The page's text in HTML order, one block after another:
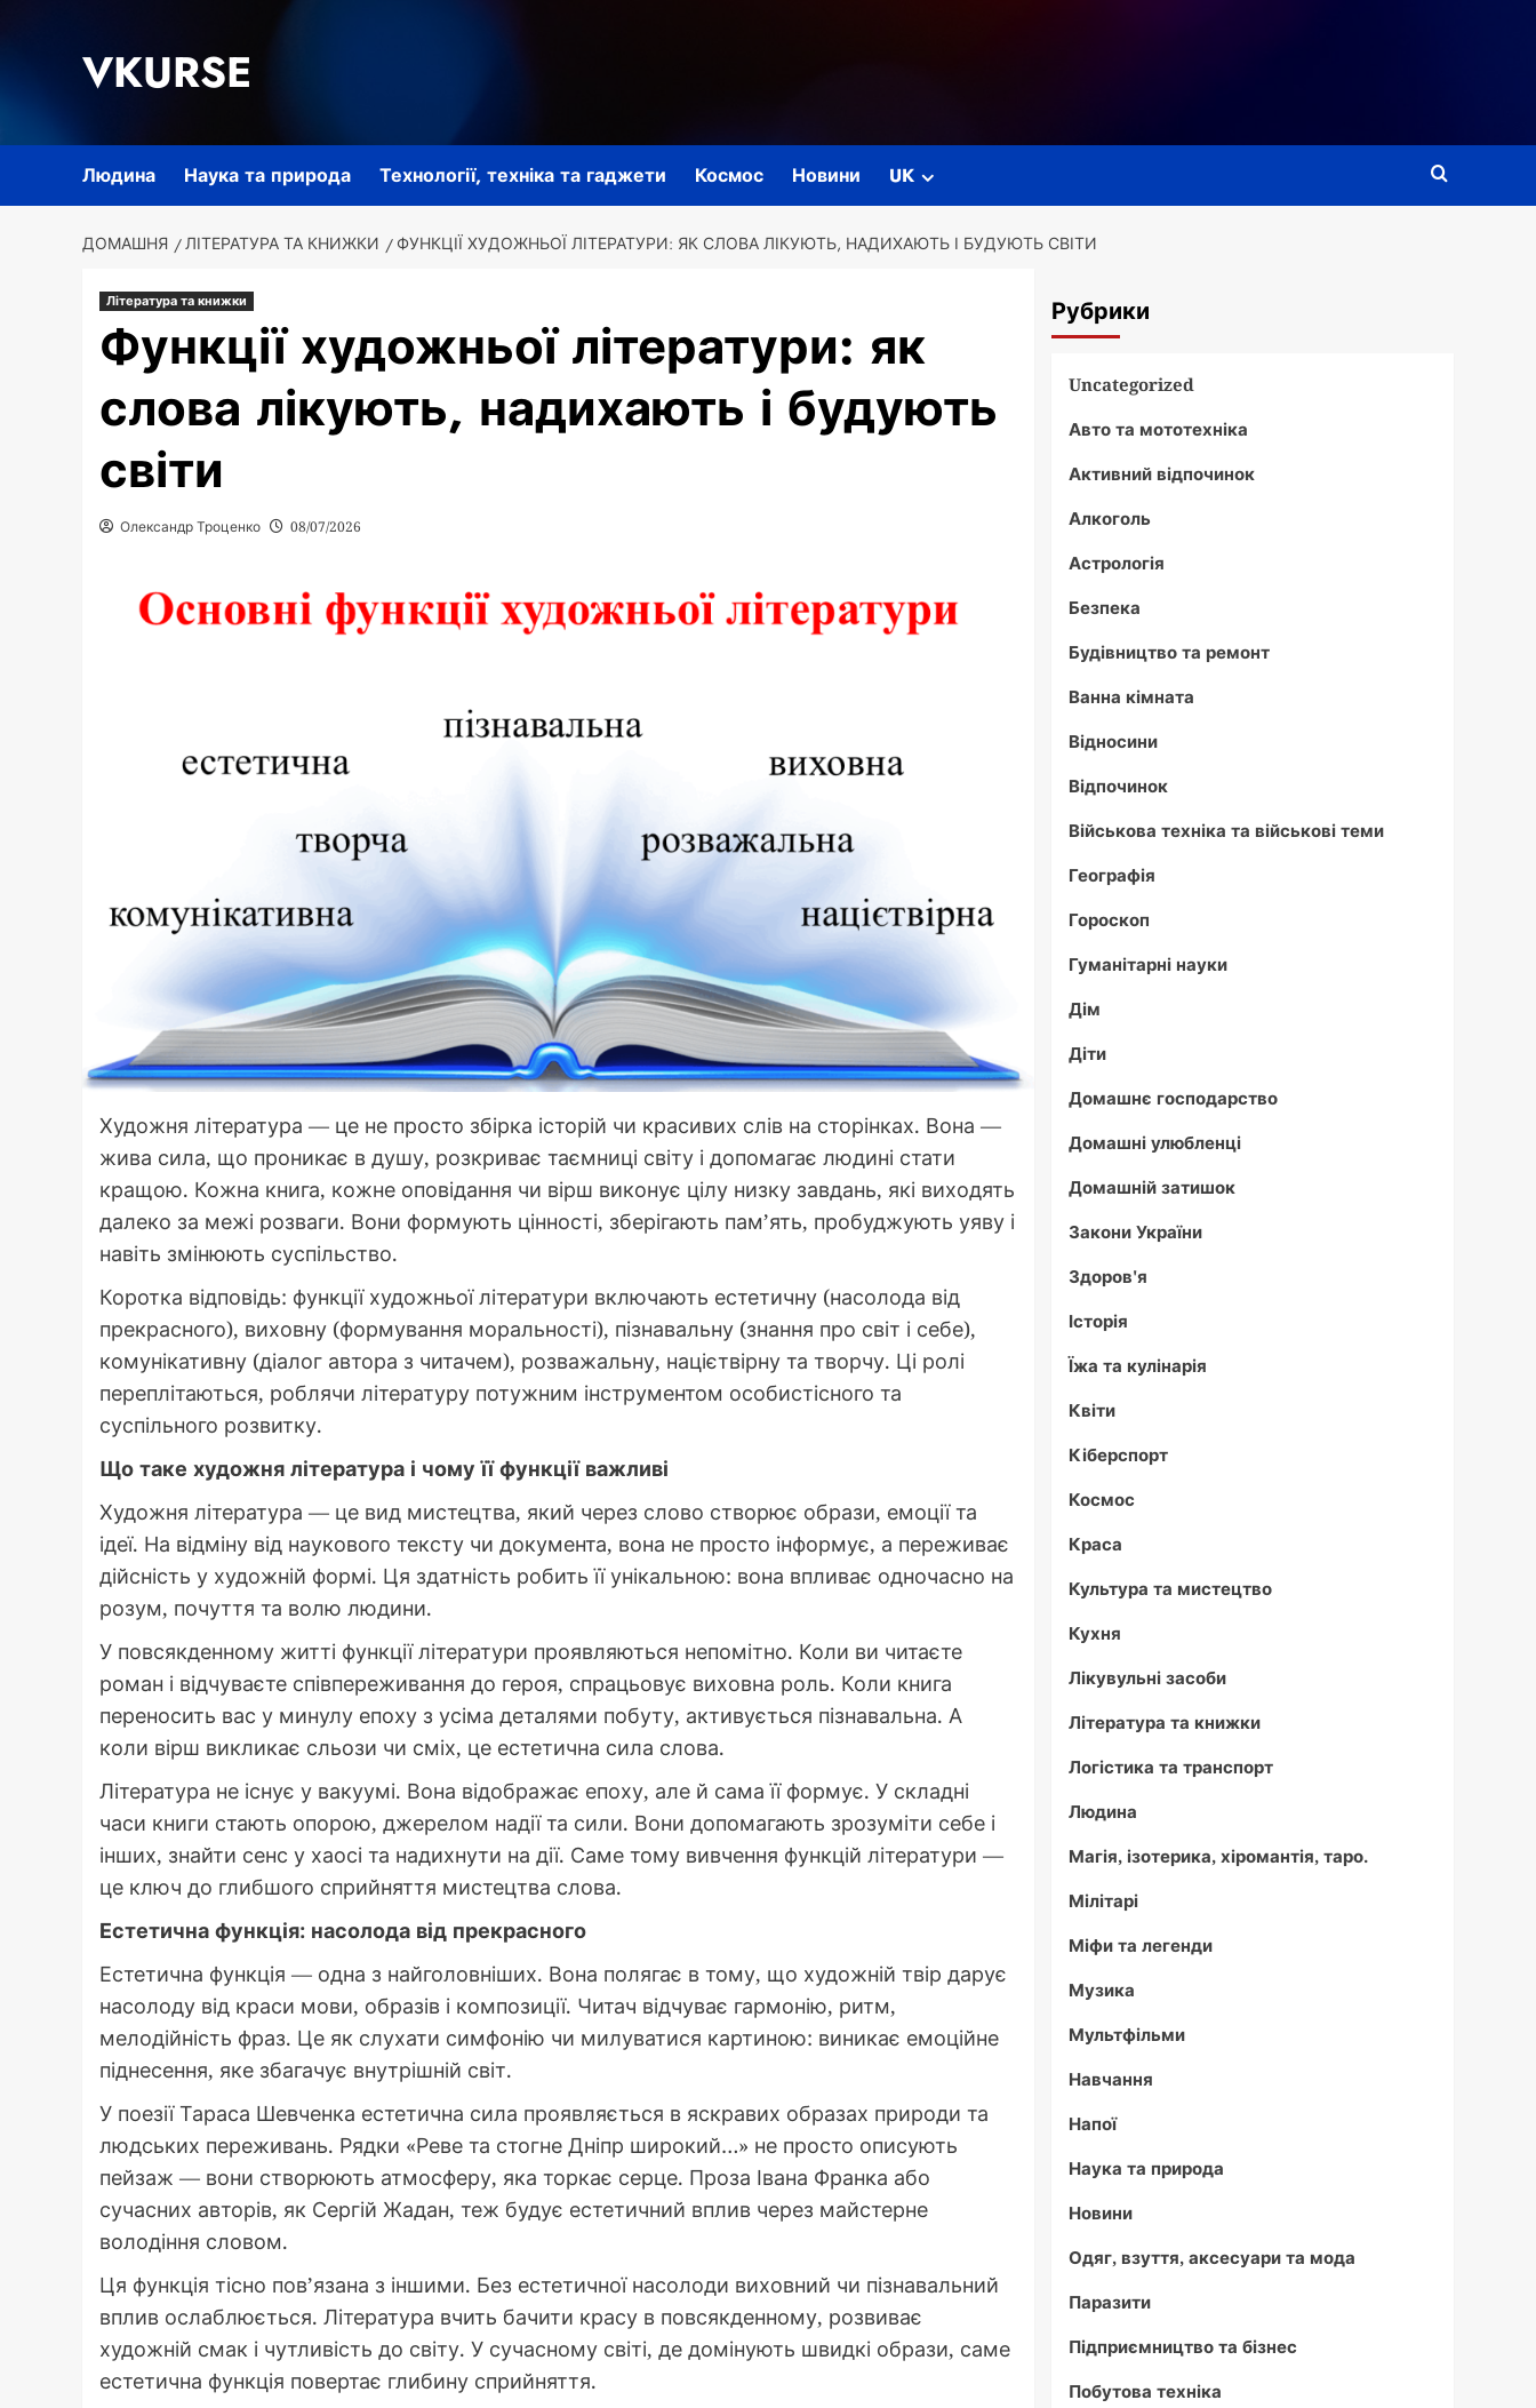
VKURSE
Людина Наука та природа Технології, техніка та гаджети Космос Новини UK
ДОМАШНЯ ЛІТЕРАТУРА ТА КНИЖКИ ФУНКЦІЇ ХУДОЖНЬОЇ ЛІТЕРАТУРИ: ЯК СЛОВА ЛІКУЮТЬ, НАДИХАЮТЬ І БУДУЮТЬ СВІТИ
Література та книжки
Функції художньої літератури: як
слова лікують, надихають і будують
світи
Олександр Троценко 08/07/2026
Художня література — це не просто збірка історій чи красивих слів на сторінках. Вона —
жива сила, що проникає в душу, розкриває таємниці світу і допомагає людині стати
кращою. Кожна книга, кожне оповідання чи вірш виконує цілу низку завдань, які виходять
далеко за межі розваги. Вони формують цінності, зберігають пам’ять, пробуджують уяву і
навіть змінюють суспільство.
Коротка відповідь: функції художньої літератури включають естетичну (насолода від
прекрасного), виховну (формування моральності), пізнавальну (знання про світ і себе),
комунікативну (діалог автора з читачем), розважальну, націєтвірну та творчу. Ці ролі
переплітаються, роблячи літературу потужним інструментом особистісного та
суспільного розвитку.
Що таке художня література і чому її функції важливі
Художня література — це вид мистецтва, який через слово створює образи, емоції та
ідеї. На відміну від наукового тексту чи документа, вона не просто інформує, а переживає
дійсність у художній формі. Ця здатність робить її унікальною: вона впливає одночасно на
розум, почуття та волю людини.
У повсякденному житті функції літератури проявляються непомітно. Коли ви читаєте
роман і відчуваєте співпереживання до героя, спрацьовує виховна роль. Коли книга
переносить вас у минулу епоху з усіма деталями побуту, активується пізнавальна. А
коли вірш викликає сльози чи сміх, це естетична сила слова.
Література не існує у вакуумі. Вона відображає епоху, але й сама її формує. У складні
часи книги стають опорою, джерелом надії та сили. Вони допомагають зрозуміти себе і
інших, знайти сенс у хаосі та надихнути на дії. Саме тому вивчення функцій літератури —
це ключ до глибшого сприйняття мистецтва слова.
Естетична функція: насолода від прекрасного
Естетична функція — одна з найголовніших. Вона полягає в тому, що художній твір дарує
насолоду від краси мови, образів і композиції. Читач відчуває гармонію, ритм,
мелодійність фраз. Це як слухати симфонію чи милуватися картиною: виникає емоційне
піднесення, яке збагачує внутрішній світ.
У поезії Тараса Шевченка естетична сила проявляється в яскравих образах природи та
людських переживань. Рядки «Реве та стогне Дніпр широкий…» не просто описують
пейзаж — вони створюють атмосферу, яка торкає серце. Проза Івана Франка або
сучасних авторів, як Сергій Жадан, теж будує естетичний вплив через майстерне
володіння словом.
Ця функція тісно пов’язана з іншими. Без естетичної насолоди виховний чи пізнавальний
вплив ослаблюється. Література вчить бачити красу в повсякденному, розвиває
художній смак і чутливість до світу. У сучасному світі, де домінують швидкі образи, саме
естетична функція повертає глибину сприйняття.
Рубрики
Uncategorized
Авто та мототехніка
Активний відпочинок
Алкоголь
Астрологія
Безпека
Будівництво та ремонт
Ванна кімната
Відносини
Відпочинок
Військова техніка та військові теми
Географія
Гороскоп
Гуманітарні науки
Дім
Діти
Домашнє господарство
Домашні улюбленці
Домашній затишок
Закони України
Здоров'я
Історія
Їжа та кулінарія
Квіти
Кіберспорт
Космос
Краса
Культура та мистецтво
Кухня
Лікувульні засоби
Література та книжки
Логістика та транспорт
Людина
Магія, ізотерика, хіромантія, таро.
Мілітарі
Міфи та легенди
Музика
Мультфільми
Навчання
Напої
Наука та природа
Новини
Одяг, взуття, аксесуари та мода
Паразити
Підприємництво та бізнес
Побутова техніка